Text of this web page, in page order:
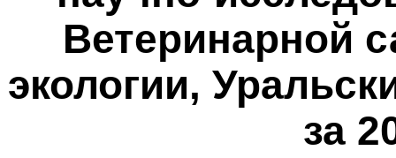
Ветеринарной
экологии,
за